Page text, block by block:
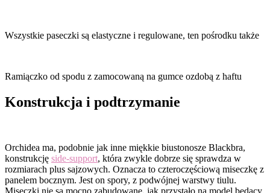
Wszystkie paseczki są elastyczne i regulowane, ten pośrodku także
Ramiączko od spodu z zamocowaną na gumce ozdobą z haftu
Konstrukcja i podtrzymanie
Orchidea ma, podobnie jak inne miękkie biustonosze Blackbra,
konstrukcję side-support, która zwykle dobrze się sprawdza w
rozmiarach plus sajzowych. Oznacza to czteroczęściową miseczkę z
panelem bocznym. Jest on spory, z podwójnej warstwy tiulu.